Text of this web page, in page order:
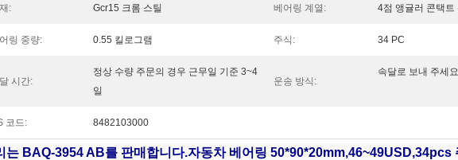
: Gcr15 크롬 스틸 베어링 계열: 4점 앵귤러 콘택트
링 중량: 0.55 킬로그램 주식: 34 PC
시간:
정상 수량 주문의 경우 근무일 기준 3~4
일
운송 방식:
속달로 보내 주세요
코드: 8482103000
는 BAQ-3954 AB를 판매합니다.자동차 베어링 50*90*20mm,46~49USD,34pcs